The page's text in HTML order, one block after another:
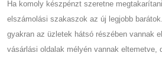
Ha komoly készpénzt szeretne
elszámolási szakaszok az új legjobb
gyakran az üzletek hátsó részében vannak
vásárlási oldalak mélyén vannak eltemetve,